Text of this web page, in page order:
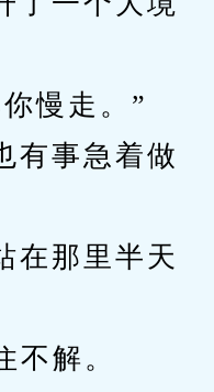
慢走。”
事急着做
那里半天
解。